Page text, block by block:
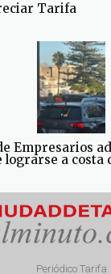
Tarifa
Empresarios
lograrse a
Periódico Tarifa